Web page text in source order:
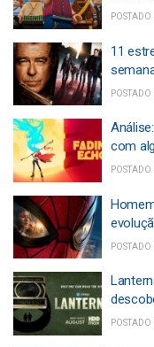
POSTADO
11
POSTADO
com
POSTADO
POSTADO
POSTADO